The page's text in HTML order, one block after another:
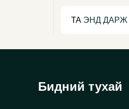
ТА ЭНД ДАРЖ
Бидний тухай